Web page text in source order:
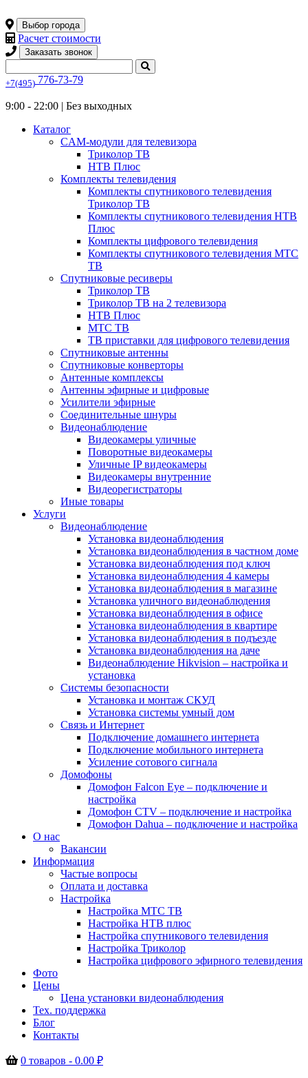
Выбор города
Расчет стоимости
Заказать звонок
+7(495) 776-73-79
9:00 - 22:00 | Без выходных
Каталог
CAM-модули для телевизора
Триколор ТВ
НТВ Плюс
Комплекты телевидения
Комплекты спутникового телевидения
Триколор ТВ
Комплекты спутникового телевидения НТВ
Плюс
Комплекты цифрового телевидения
Комплекты спутникового телевидения МТС
ТВ
Спутниковые ресиверы
Триколор ТВ
Триколор ТВ на 2 телевизора
НТВ Плюс
МТС ТВ
ТВ приставки для цифрового телевидения
Спутниковые антенны
Спутниковые конверторы
Антенные комплексы
Антенны эфирные и цифровые
Усилители эфирные
Соединительные шнуры
Видеонаблюдение
Видеокамеры уличные
Поворотные видеокамеры
Уличные IP видеокамеры
Видеокамеры внутренние
Видеорегистраторы
Иные товары
Услуги
Видеонаблюдение
Установка видеонаблюдения
Установка видеонаблюдения в частном доме
Установка видеонаблюдения под ключ
Установка видеонаблюдения 4 камеры
Установка видеонаблюдения в магазине
Установка уличного видеонаблюдения
Установка видеонаблюдения в офисе
Установка видеонаблюдения в квартире
Установка видеонаблюдения в подъезде
Установка видеонаблюдения на даче
Видеонаблюдение Hikvision – настройка и
установка
Системы безопасности
Установка и монтаж СКУД
Установка системы умный дом
Связь и Интернет
Подключение домашнего интернета
Подключение мобильного интернета
Усиление сотового сигнала
Домофоны
Домофон Falcon Eye – подключение и
настройка
Домофон CTV – подключение и настройка
Домофон Dahua – подключение и настройка
О нас
Вакансии
Информация
Частые вопросы
Оплата и доставка
Настройка
Настройка МТС ТВ
Настройка НТВ плюс
Настройка спутникового телевидения
Настройка Триколор
Настройка цифрового эфирного телевидения
Фото
Цены
Цена установки видеонаблюдения
Тех. поддержка
Блог
Контакты
0 товаров - 0.00 ₽